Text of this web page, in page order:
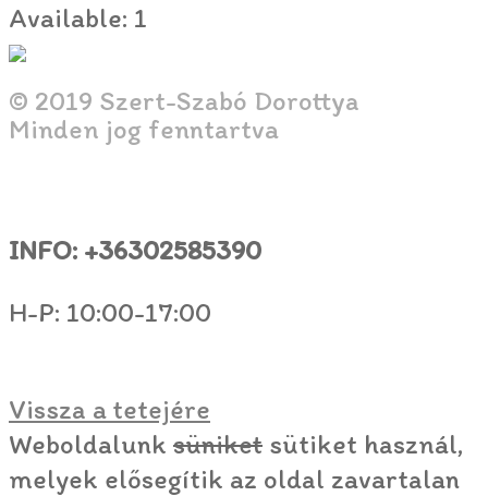
Available: 1
© 2019 Szert-Szabó Dorottya
Minden jog fenntartva
INFO: +36302585390
H-P: 10:00-17:00
Vissza a tetejére
Weboldalunk süniket sütiket használ,
melyek elősegítik az oldal zavartalan